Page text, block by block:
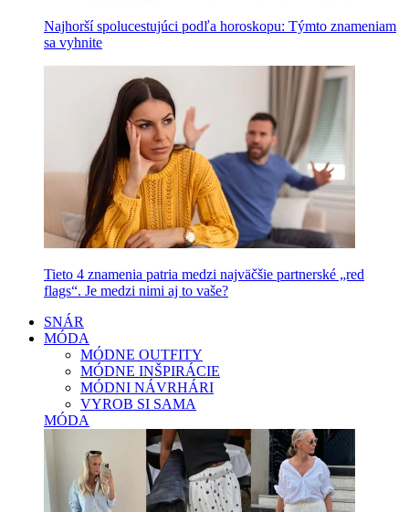
Najhorší spolucestujúci podľa horoskopu: Týmto znameniam
sa vyhnite
Tieto 4 znamenia patria medzi najväčšie partnerské „red
flags“. Je medzi nimi aj to vaše?
SNÁR
MÓDA
MÓDNE OUTFITY
MÓDNE INŠPIRÁCIE
MÓDNI NÁVRHÁRI
VYROB SI SAMA
MÓDA